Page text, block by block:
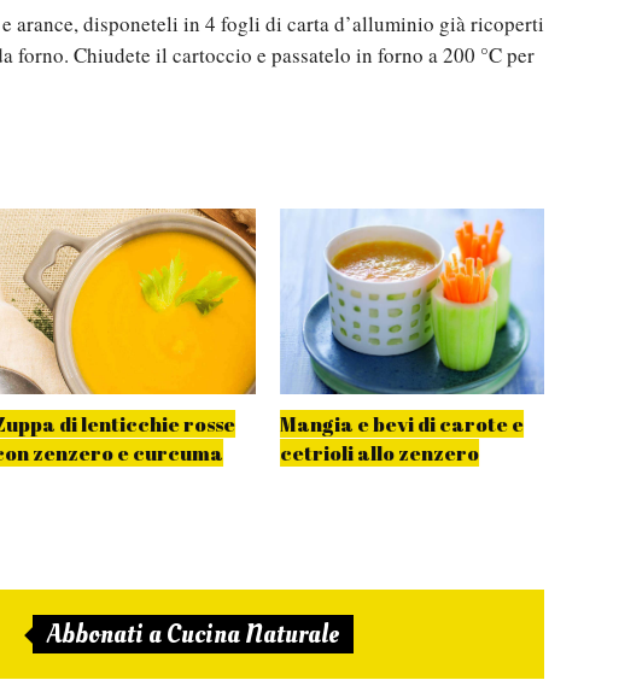
arance, disponeteli in 4 fogli di carta d’alluminio già ricoperti
forno. Chiudete il cartoccio e passatelo in forno a 200 °C per
di lenticchie rosse
zenzero e curcuma
Mangia e bevi di carote e
cetrioli allo zenzero
Abbonati a Cucina Naturale